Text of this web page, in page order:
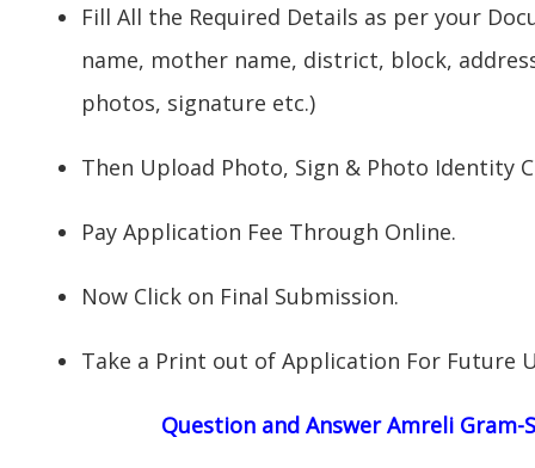
Fill All the Required Details as per your
name, mother name, district, block,
photos, signature etc.)
Then Upload Photo, Sign & Photo Identity
Pay Application Fee Through Online.
Now Click on Final Submission.
Take a Print out of Application For Future
Question and AnswerAmreliGram-